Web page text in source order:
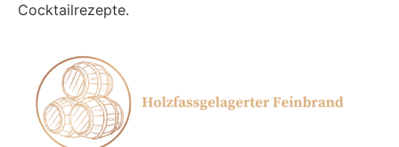
Cocktailrezepte.